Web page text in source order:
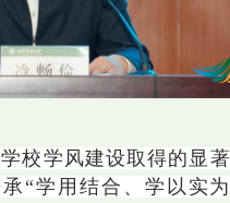
校学风建设取得的显著
“学用结合、学以实为